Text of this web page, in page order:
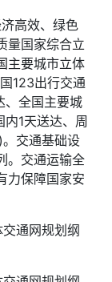
高效、绿色
量国家综合立
主要城市立体
123出行交通
、全国主要城
1天送达、周
交通基础设
。交通运输全
力保障国家安